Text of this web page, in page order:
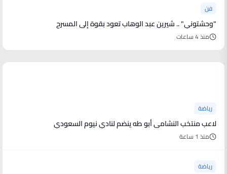
فن
"وحشتوني" .. شيرين عبد الوهاب تعود بقوة إلى المسرح
منذ 4 ساعات
رياضة
لاعب منتخب النشامى أبو طه ينضم لنادي نيوم السعودي
منذ 1 ساعة
رياضة